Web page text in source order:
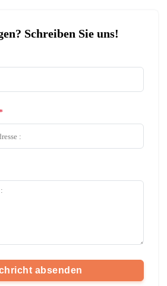
Schreiben Sie uns!
absenden